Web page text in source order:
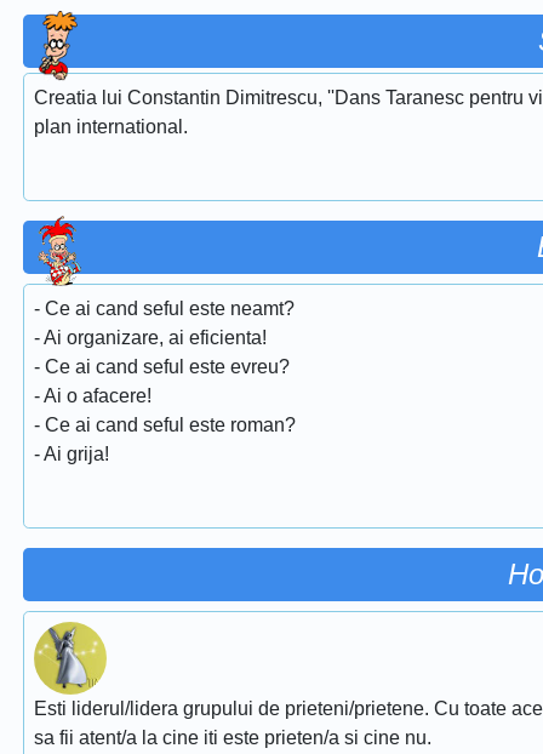
Creatia lui Constantin Dimitrescu, ''Dans Taranesc pentru
plan international.
- Ce ai cand seful este neamt?
- Ai organizare, ai eficienta!
- Ce ai cand seful este evreu?
- Ai o afacere!
- Ce ai cand seful este roman?
- Ai grija!
Esti liderul/lidera grupului de prieteni/prietene. Cu toate
sa fii atent/a la cine iti este prieten/a si cine nu.